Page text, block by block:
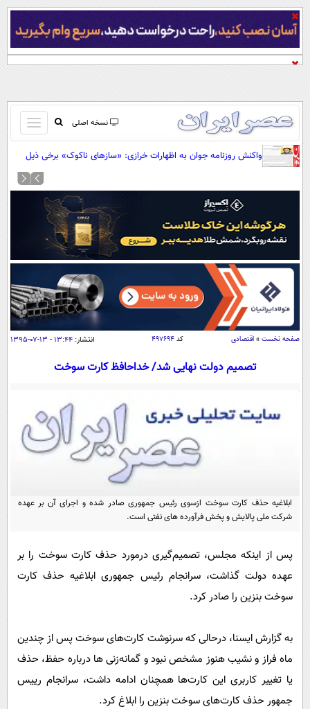
نسخه اصلی
باز
و
بسته
کردن
صفحه اول
آرشیو
نظرسنجی
آب و هوا
اوقات شرعی
سواد زندگی
اقتصاد
اقتصادی
جامعه
حوادث
یک برش دانایی
سفر و تفریح
بین الملل
علم و دانش
علمی
گوناگون
باشگاه مغز
مجله تصویری سلاح
ورزش
گوناگون
حوادث
عصر ایران 2
خواندنی ها و دیدنی ها
آشپزی
دانلود
آموزش زبان
واکنش روزنامه جوان به اظهارات خرازی: «ساز‌های ناکوک» برخی ذیل
صفحه نخست » اقتصادی کد۴۹۷۶۹۴ انتشار: ۱۳:۴۴ - ۱۳-۰۷-۱۳۹۵
تصمیم دولت نهایی شد/ خداحافظ کارت سوخت
ابلاغیه حذف کارت سوخت ازسوی رئیس جمهوری صادر شده و اجرای آن بر عهده
شرکت ملی پالایش و پخش فرآورده های نفتی است.
پس از اینکه مجلس، تصمیم‌گیری درمورد حذف کارت سوخت را بر
عهده دولت گذاشت، سرانجام رئیس جمهوری ابلاغیه حذف کارت
سوخت بنزین را صادر کرد.
به گزارش ایسنا، درحالی که سرنوشت کارت‌های سوخت پس از چندین
ماه فراز و نشیب هنوز مشخص نبود و گمانه‌زنی ها درباره حفظ، حذف
یا تغییر کاربری این‌ کارت‌ها همچنان ادامه داشت، سرانجام رییس
جمهور حذف کارت‌های سوخت بنزین را ابلاغ کرد.